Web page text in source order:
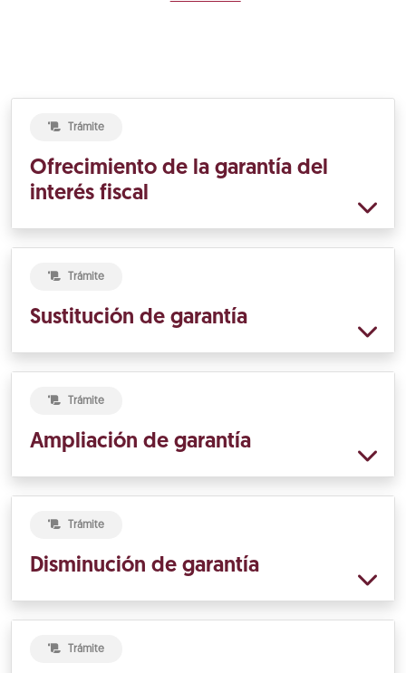
Trámite
Ofrecimiento de la garantía del
interés fiscal
Trámite
Sustitución de garantía
Trámite
Ampliación de garantía
Trámite
Disminución de garantía
Trámite